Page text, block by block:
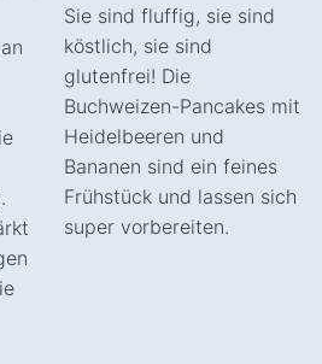
Sie sind fluffig, sie sind
köstlich, sie sind
glutenfrei! Die
Buchweizen-Pancakes mit
Heidelbeeren und
Bananen sind ein feines
Frühstück und lassen sich
super vorbereiten.